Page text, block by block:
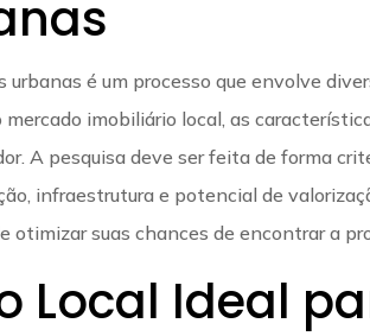
urbanas é um processo que envolve
imobiliário local, as
A pesquisa deve ser feita de forma
infraestrutura e potencial de
otimizar suas chances de encontrar a
Local Ideal